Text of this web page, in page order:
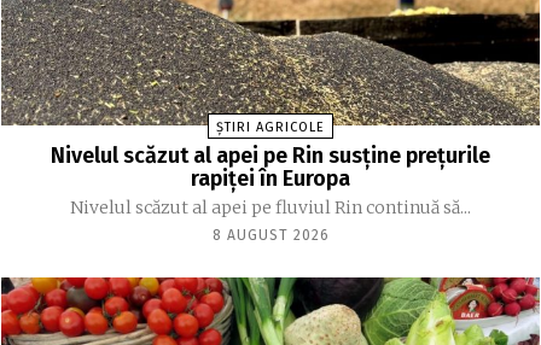
ȘTIRI AGRICOLE
Nivelul scăzut al apei pe Rin susține prețurile
rapiței în Europa
Nivelul scăzut al apei pe fluviul Rin continuă să...
8 AUGUST 2026